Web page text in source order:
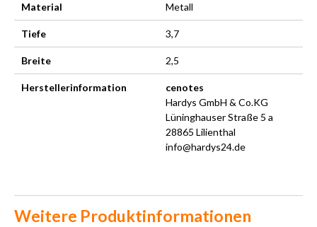
Material Metall
Tiefe 3,7
Breite 2,5
Herstellerinformation
cenotes
Hardys GmbH & Co.KG
Lüninghauser Straße 5 a
28865 Lilienthal
info@hardys24.de
Weitere Produktinformationen